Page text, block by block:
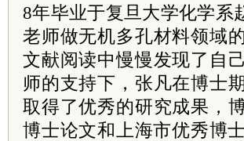
8年毕业于复旦大学化学系
老师做无机多孔材料领域
文献阅读中慢慢发现了自
师的支持下，张凡在博士
取得了优秀的研究成果，
博士论文和上海市优秀博